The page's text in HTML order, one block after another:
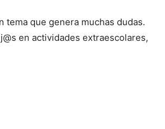
tema que genera muchas dudas.
en actividades extraescolares,